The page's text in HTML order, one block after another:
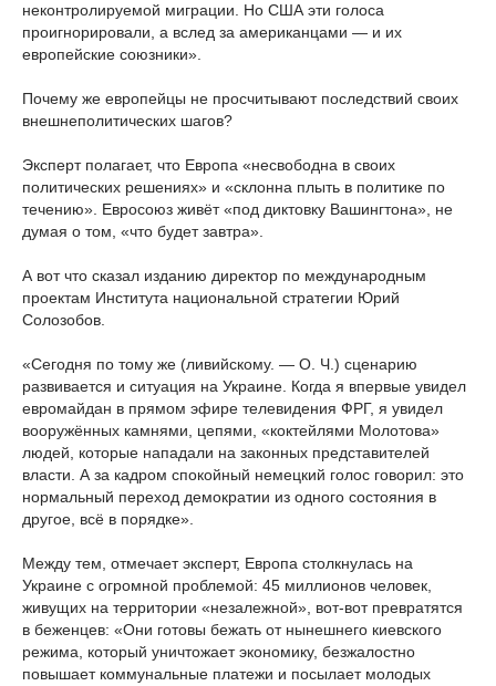
неконтролируемой миграции. Но США эти голоса
проигнорировали, а вслед за американцами — и их
европейские союзники».
Почему же европейцы не просчитывают последствий своих
внешнеполитических шагов?
Эксперт полагает, что Европа «несвободна в своих
политических решениях» и «склонна плыть в политике по
течению». Евросоюз живёт «под диктовку Вашингтона», не
думая о том, «что будет завтра».
А вот что сказал изданию директор по международным
проектам Института национальной стратегии Юрий
Солозобов.
«Сегодня по тому же (ливийскому. — О. Ч.) сценарию
развивается и ситуация на Украине. Когда я впервые увидел
евромайдан в прямом эфире телевидения ФРГ, я увидел
вооружённых камнями, цепями, «коктейлями Молотова»
людей, которые нападали на законных представителей
власти. А за кадром спокойный немецкий голос говорил: это
нормальный переход демократии из одного состояния в
другое, всё в порядке».
Между тем, отмечает эксперт, Европа столкнулась на
Украине с огромной проблемой: 45 миллионов человек,
живущих на территории «незалежной», вот-вот превратятся
в беженцев: «Они готовы бежать от нынешнего киевского
режима, который уничтожает экономику, безжалостно
повышает коммунальные платежи и посылает молодых